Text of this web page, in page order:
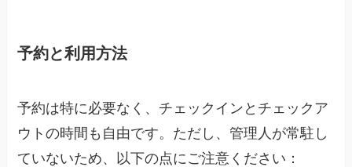
予約と利用方法
予約は特に必要なく、チェックインとチェックア
ウトの時間も自由です。ただし、管理人が常駐し
ていないため、以下の点にご注意ください：